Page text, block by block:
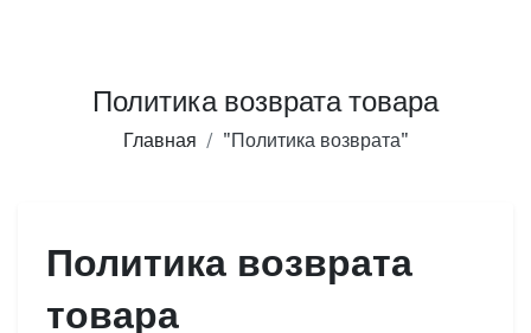
Политика возврата товара
Главная "Политика возврата"
Политика возврата
товара